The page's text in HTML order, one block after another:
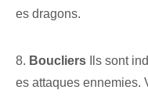
es dragons.
8. Boucliers Ils sont
es attaques ennemies.